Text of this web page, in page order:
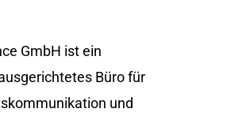
GmbH ist ein
Büro für
und